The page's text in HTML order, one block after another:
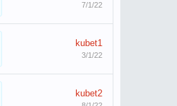
7/1/22
kubet1
3/1/22
kubet2